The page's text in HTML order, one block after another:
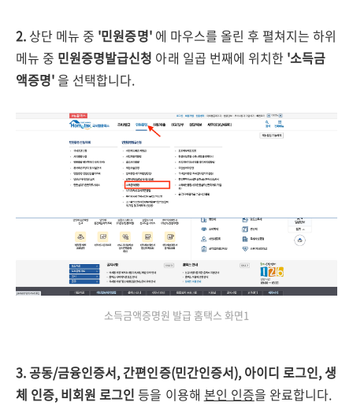
2. 상단 메뉴 중 '민원증명'에 마우스를 올린 후 펼쳐지는 하위
메뉴 중 민원증명발급신청 아래 일곱 번째에 위치한 '소득금
액증명'을 선택합니다.
소득금액증명원 발급 홈택스 화면1
3. 공동/금융인증서, 간편인증(민간인증서), 아이디 로그인, 생
체 인증, 비회원 로그인 등을 이용해 본인 인증을 완료합니다.